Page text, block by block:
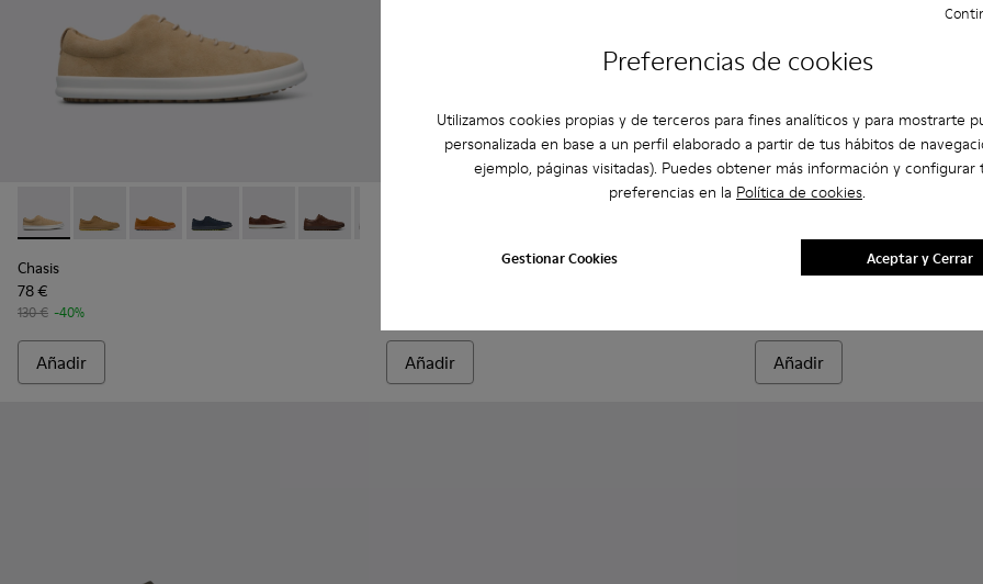
Preferencias de cookies
Utilizamos cookies propias y de terceros para fines analíticos y para mostrarte
personalizada en base a un perfil elaborado a partir de tus hábitos de
ejemplo, páginas visitadas). Puedes obtener más información y configurar
preferencias en la Política de cookies.
Gestionar Cookies Aceptar y Cerrar
Chasis - K100373-025 - Beige
Chasis - K100373-046 - Zapatilla de baloncesto de nobuk marrón para hombre
Chasis - K100373-042 - Zapatos marrones de nobuk para hombre
Chasis - K100373-040 - Zapatos azules de nobuk para hombre
Chasis - K100373-023 - Zapatos de piel marrones para hombre.
Chasis - K100373-019 - Zapatos de piel marrones para hombre.
Chasis - K100373-008 - Zapatos de piel negros para hombre.
Chasis
78 €
130 € -40%
Añadir Añadir
Chasis - K100811-001 -
Chasis - K100811-
Añadir